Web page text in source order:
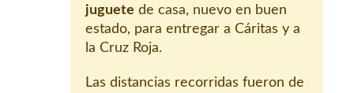
juguete de casa, nuevo en buen
estado, para entregar a Cáritas y a
la Cruz Roja.
Las distancias recorridas fueron de